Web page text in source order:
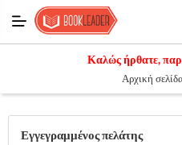
Καλώς ήρθατε,
Αρχική
Εγγεγραμμένος πελάτης